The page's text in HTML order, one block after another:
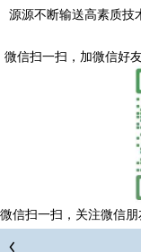
源源不断输送高素质技
微信扫一扫， 加微信好
微信扫一扫， 关注微信